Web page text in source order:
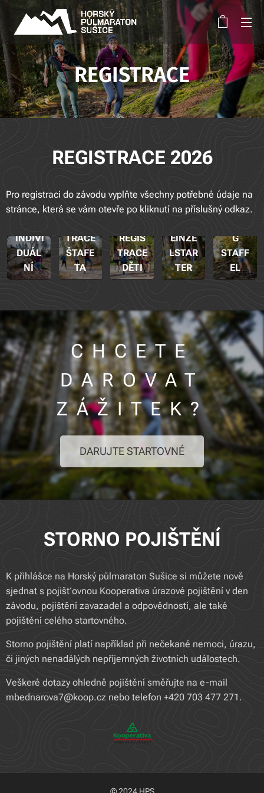
REGISTRACE
REGISTRACE 2026
Pro registraci do závodu vyplňte všechny potřebné údaje na
stránce, která se vám otevře po kliknutí na příslušný odkaz.
REGIS
INDIVI
DUÁL
NÍ
TRACE
ŠTAFE
TA
REGIS
TRACE
DĚTI
ANME
LDUN
EINZE
LSTAR
TER
ANME
G
STAFF
EL
CHCETE
DAROVAT
ZÁŽITEK?
DARUJTE STARTOVNÉ
STORNO POJIŠTĚNÍ
K přihlášce na Horský půlmaraton Sušice si můžete nově
sjednat s pojišťovnou Kooperativa úrazové pojištění v den
závodu, pojištění zavazadel a odpovědnosti, ale také
pojištění celého startovného.
Storno pojištění platí například při nečekané nemoci, úrazu,
či jiných nenadálých nepříjemných životních událostech.
Veškeré dotazy ohledně pojištění směřujte na e-mail
mbednarova7@koop.cz nebo telefon +420 703 477 271.